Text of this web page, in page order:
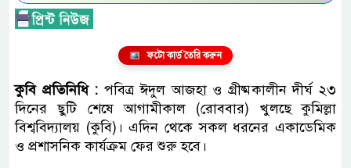
ফটো কার্ড তৈরি করুন
কুবি প্রতিনিধি : পবিত্র ঈদুল আজহা ও গ্রীষ্মকালীন দীর্ঘ ২৩
দিনের ছুটি শেষে আগামীকাল (রোববার) খুলছে কুমিল্লা
বিশ্ববিদ্যালয় (কুবি)। এদিন থেকে সকল ধরনের একাডেমিক
ও প্রশাসনিক কার্যক্রম ফের শুরু হবে।